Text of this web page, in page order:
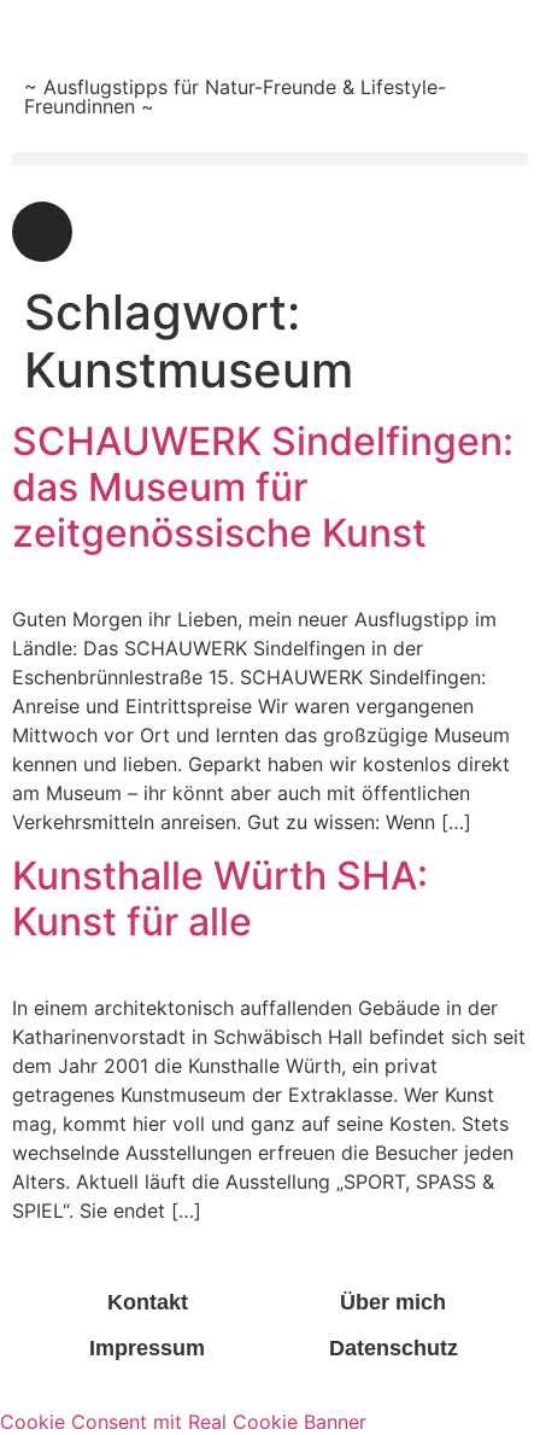
~ Ausflugstipps für Natur-Freunde & Lifestyle-
Freundinnen ~
Schlagwort:
Kunstmuseum
SCHAUWERK Sindelfingen:
das Museum für
zeitgenössische Kunst
Guten Morgen ihr Lieben, mein neuer Ausflugstipp im
Ländle: Das SCHAUWERK Sindelfingen in der
Eschenbrünnlestraße 15. SCHAUWERK Sindelfingen:
Anreise und Eintrittspreise Wir waren vergangenen
Mittwoch vor Ort und lernten das großzügige Museum
kennen und lieben. Geparkt haben wir kostenlos direkt
am Museum – ihr könnt aber auch mit öffentlichen
Verkehrsmitteln anreisen. Gut zu wissen: Wenn […]
Kunsthalle Würth SHA:
Kunst für alle
In einem architektonisch auffallenden Gebäude in der
Katharinenvorstadt in Schwäbisch Hall befindet sich seit
dem Jahr 2001 die Kunsthalle Würth, ein privat
getragenes Kunstmuseum der Extraklasse. Wer Kunst
mag, kommt hier voll und ganz auf seine Kosten. Stets
wechselnde Ausstellungen erfreuen die Besucher jeden
Alters. Aktuell läuft die Ausstellung „SPORT, SPASS &
SPIEL“. Sie endet […]
Kontakt
Über mich
Impressum
Datenschutz
Cookie Consent mit Real Cookie Banner